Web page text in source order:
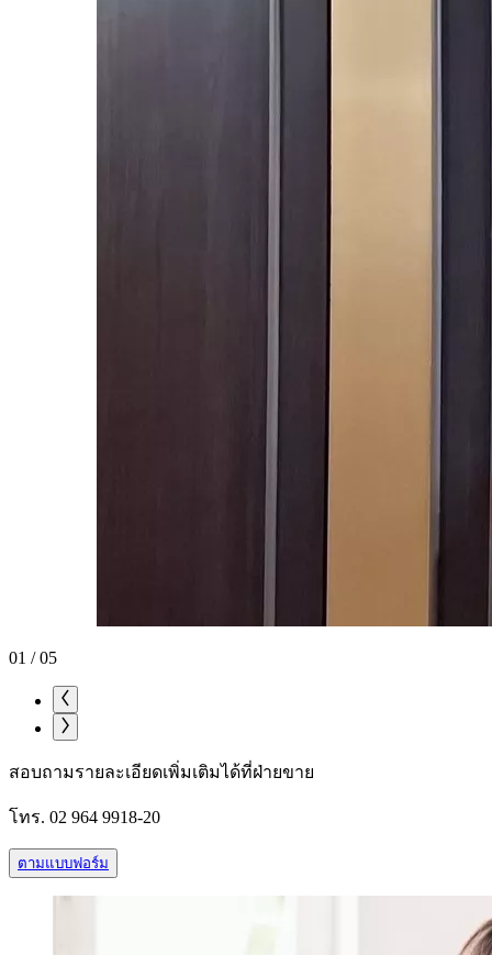
01 / 05
สอบถามรายละเอียดเพิ่มเติมได้ที่ฝ่ายขาย
โทร. 02 964 9918-20
ตามแบบฟอร์ม